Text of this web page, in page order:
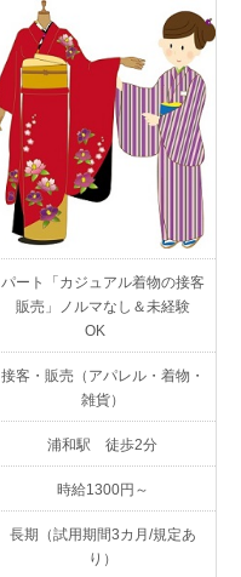
パート「カジュアル着物の接客
販売」ノルマなし＆未経験
OK
接客・販売（アパレル・着物・
雑貨）
浦和駅 徒歩2分
時給1300円～
長期（試用期間3カ月/規定あ
り）